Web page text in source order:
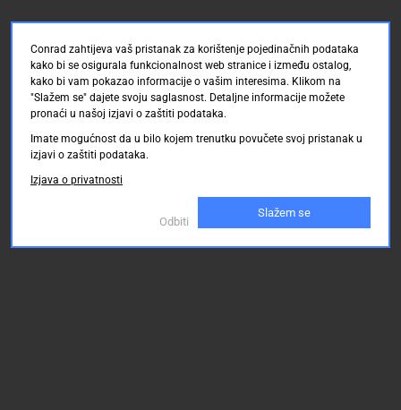
Conrad zahtijeva vaš pristanak za korištenje pojedinačnih podataka
kako bi se osigurala funkcionalnost web stranice i između ostalog,
kako bi vam pokazao informacije o vašim interesima. Klikom na
"Slažem se" dajete svoju saglasnost. Detaljne informacije možete
pronaći u našoj izjavi o zaštiti podataka.
Imate mogućnost da u bilo kojem trenutku povučete svoj pristanak u
izjavi o zaštiti podataka.
Izjava o privatnosti
Odbiti
Slažem se